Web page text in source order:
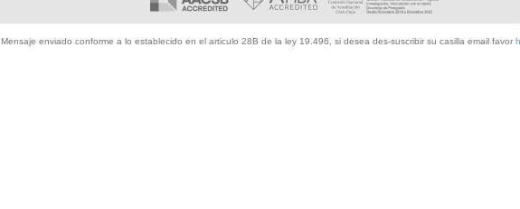
Mensaje enviado conforme a lo establecido en el articulo 28B de la ley 19.496, si desea des-suscribir su casilla email favor